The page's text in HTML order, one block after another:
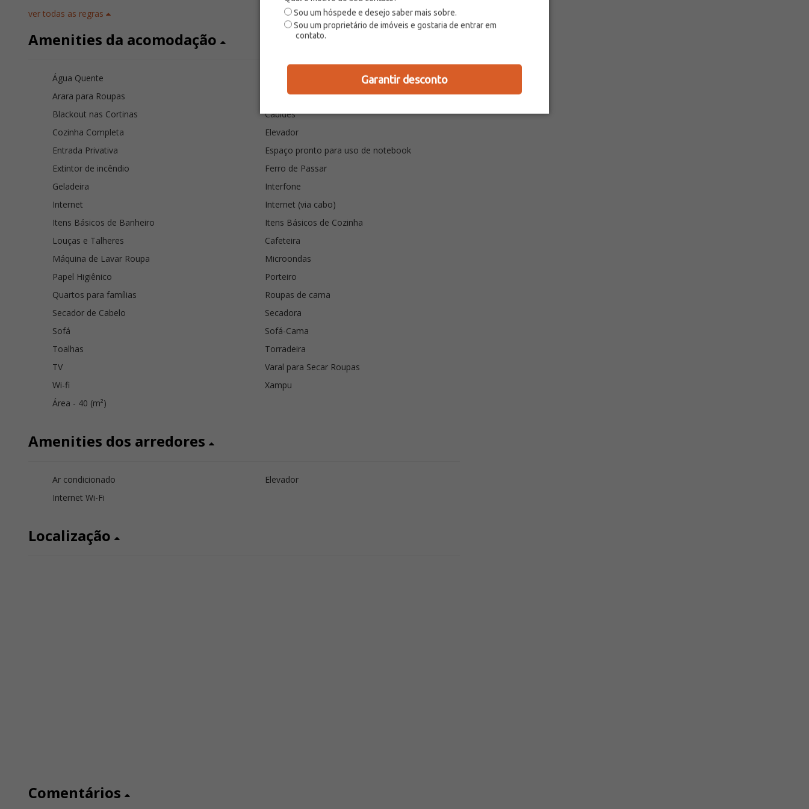
Sou um hóspede e desejo saber mais sobre.
Sou um proprietário de imóveis e gostaria de entrar em
contato.
Garantir desconto
ver todas as regras
Amenities da acomodação
Água Quente
Arara para Roupas
Assentos na Sala de Jantar
Blackout nas Cortinas
Cabides
Cozinha Completa
Elevador
Entrada Privativa
Espaço pronto para uso de notebook
Extintor de incêndio
Ferro de Passar
Geladeira
Interfone
Internet
Internet (via cabo)
Itens Básicos de Banheiro
Itens Básicos de Cozinha
Louças e Talheres
Cafeteira
Máquina de Lavar Roupa
Microondas
Papel Higiênico
Porteiro
Quartos para famílias
Roupas de cama
Secador de Cabelo
Secadora
Sofá
Sofá-Cama
Toalhas
Torradeira
TV
Varal para Secar Roupas
Wi-fi
Xampu
Área - 40 (m²)
Amenities dos arredores
Ar condicionado
Elevador
Internet Wi-Fi
Localização
Comentários